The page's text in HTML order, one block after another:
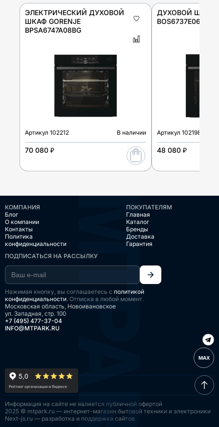
ЭЛЕКТРИЧЕСКИЙ ДУХОВОЙ
ШКАФ GORENJE
BPSA6747A08BG
Артикул 102212 В наличии
70 080 ₽
ДУХОВОЙ ШКАФ
BOS6737E06FBG
Артикул 102198
48 080 ₽
КОМПАНИЯ
Блог
О компании
Контакты
Политика
конфиденциальности
ПОКУПАТЕЛЯМ
Главная
Каталог
Бренды
Доставка
Гарантия
ПОДПИСАТЬСЯ НА РАССЫЛКУ
Нажимая кнопку, вы соглашаетесь с политикой
конфиденциальности. Отписка в любой момент.
Московская область, Новоивановское
ул. Западная, стр. 100
+7 (495) 477-37-04
INFO@MTPARK.RU
MAX
Информация на сайте не является публичной офертой
2025 © mtpark.ru — интернет-магазин бытовой техники и электроники
Next-js.ru — разработка и поддержка сайтов